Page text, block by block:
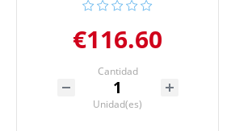
€116.60
Cantidad
Unidad(es)